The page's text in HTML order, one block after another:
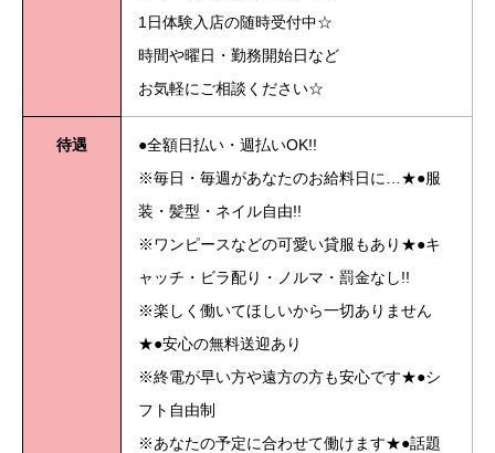
1日体験入店の随時受付中☆
時間や曜日・勤務開始日など
お気軽にご相談ください☆
待遇
●全額日払い・週払いOK!!
※毎日・毎週があなたのお給料日に…★●服
装・髪型・ネイル自由!!
※ワンピースなどの可愛い貸服もあり★●キ
ャッチ・ビラ配り・ノルマ・罰金なし!!
※楽しく働いてほしいから一切ありません
★●安心の無料送迎あり
※終電が早い方や遠方の方も安心です★●シ
フト自由制
※あなたの予定に合わせて働けます★●話題